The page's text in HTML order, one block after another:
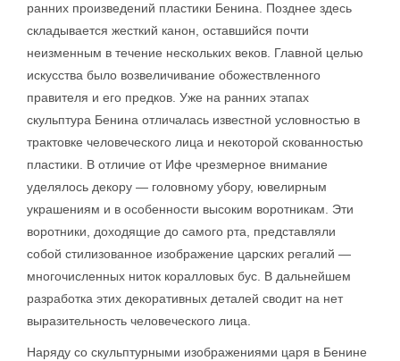
ранних произведений пластики Бенина. Позднее здесь
складывается жесткий канон, оставшийся почти
неизменным в течение нескольких веков. Главной целью
искусства было возвеличивание обожествленного
правителя и его предков. Уже на ранних этапах
скульптура Бенина отличалась известной условностью в
трактовке человеческого лица и некоторой скованностью
пластики. В отличие от Ифе чрезмерное внимание
уделялось декору — головному убору, ювелирным
украшениям и в особенности высоким воротникам. Эти
воротники, доходящие до самого рта, представляли
собой стилизованное изображение царских регалий —
многочисленных ниток коралловых бус. В дальнейшем
разработка этих декоративных деталей сводит на нет
выразительность человеческого лица.
Наряду со скульптурными изображениями царя в Бенине